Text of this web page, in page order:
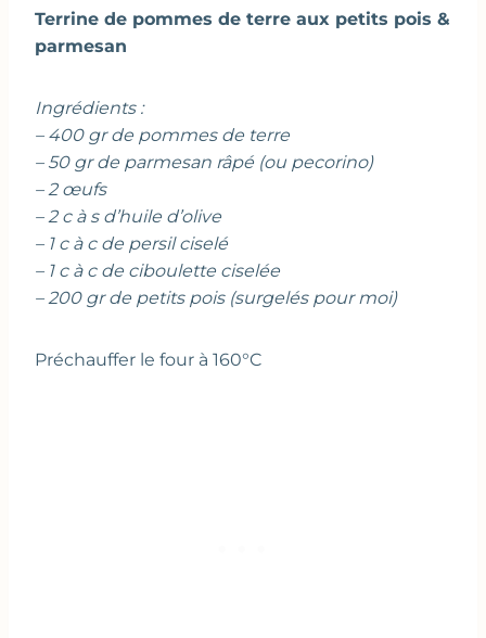
Terrine de pommes de terre aux petits pois &
parmesan
Ingrédients :
– 400 gr de pommes de terre
– 50 gr de parmesan râpé (ou pecorino)
– 2 œufs
– 2 c à s d’huile d’olive
– 1 c à c de persil ciselé
– 1 c à c de ciboulette ciselée
– 200 gr de petits pois (surgelés pour moi)
Préchauffer le four à 160°C